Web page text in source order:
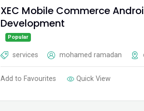
XEC Mobile Commerce
Development
Popular
services mohamed ramadan
Add to Favourites Quick View